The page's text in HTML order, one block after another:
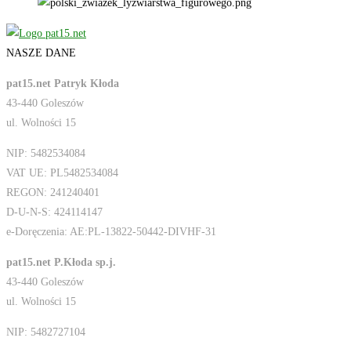
NASZE DANE
pat15.net Patryk Kłoda
43-440 Goleszów
ul. Wolności 15
NIP: 5482534084
VAT UE: PL5482534084
REGON: 241240401
D-U-N-S: 424114147
e-Doręczenia: AE:PL-13822-50442-DIVHF-31
pat15.net P.Kłoda sp.j.
43-440 Goleszów
ul. Wolności 15
NIP: 5482727104